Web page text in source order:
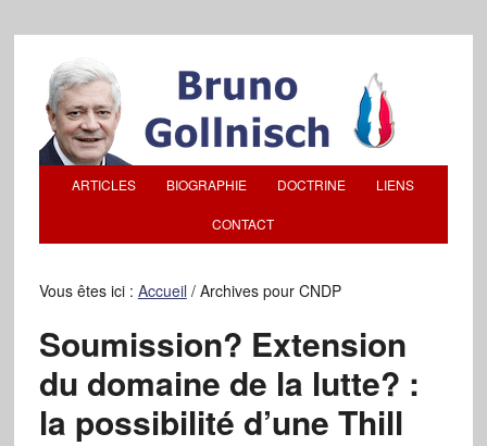
ARTICLES BIOGRAPHIE DOCTRINE LIENS
CONTACT
Vous êtes ici : Accueil /Archives pour CNDP
Soumission? Extension
du domaine de la lutte? :
la possibilité d’une Thill